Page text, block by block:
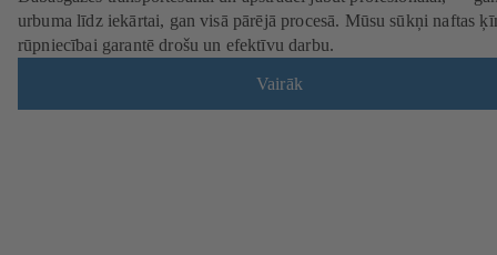
urbuma līdz iekārtai, gan visā pārējā procesā. Mūsu sūkņi naftas
rūpniecībai garantē drošu un efektīvu darbu.
Vairāk